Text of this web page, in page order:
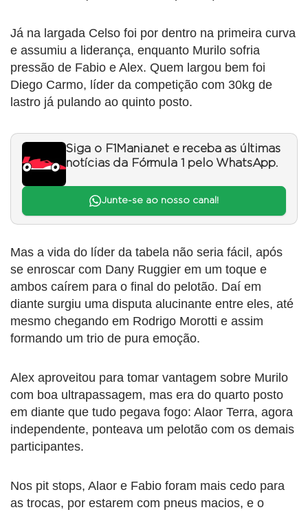
Já na largada Celso foi por dentro na primeira curva
e assumiu a liderança, enquanto Murilo sofria
pressão de Fabio e Alex. Quem largou bem foi
Diego Carmo, líder da competição com 30kg de
lastro já pulando ao quinto posto.
Siga o F1Mania.net e receba as últimas
notícias da Fórmula 1 pelo WhatsApp.
Junte-se ao nosso canal!
Mas a vida do líder da tabela não seria fácil, após
se enroscar com Dany Ruggier em um toque e
ambos caírem para o final do pelotão. Daí em
diante surgiu uma disputa alucinante entre eles, até
mesmo chegando em Rodrigo Morotti e assim
formando um trio de pura emoção.
Alex aproveitou para tomar vantagem sobre Murilo
com boa ultrapassagem, mas era do quarto posto
em diante que tudo pegava fogo: Alaor Terra, agora
independente, ponteava um pelotão com os demais
participantes.
Nos pit stops, Alaor e Fabio foram mais cedo para
as trocas, por estarem com pneus macios, e o